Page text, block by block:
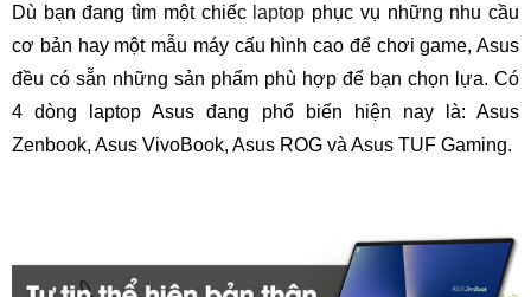
Dù bạn đang tìm một chiếc laptop phục vụ những nhu cầu
cơ bản hay một mẫu máy cấu hình cao để chơi game, Asus
đều có sẵn những sản phẩm phù hợp để bạn chọn lựa. Có
4 dòng laptop Asus đang phổ biến hiện nay là: Asus
Zenbook, Asus VivoBook, Asus ROG và Asus TUF Gaming.